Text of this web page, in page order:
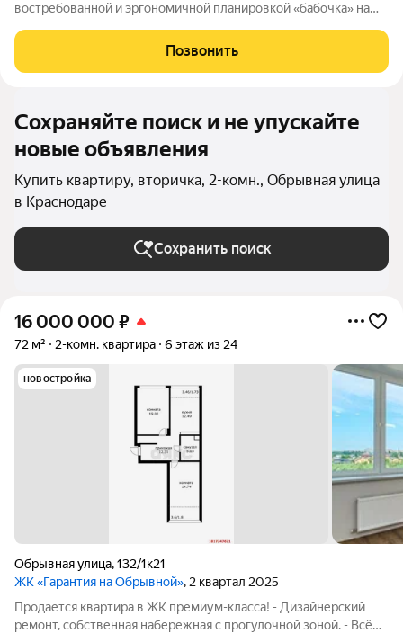
востребованной и эргономичной планировкой «бабочка» на
стороны, открывая потрясающий панорамный вид на реку
Кубань и заповедник «Красный кут». Почему
Позвонить
Сохраняйте поиск и не упускайте
новые объявления
Купить квартиру, вторичка, 2-комн., Обрывная улица
в Краснодаре
Сохранить поиск
16 000 000 ₽
72 м² 2-комн. квартира 6 этаж из 24
новостройка
Обрывная улица,132/1к21
ЖК «Гарантия на Обрывной», 2 квартал 2025
Продается квартира в ЖК премиум-класса! - Дизайнерский
ремонт, собственная набережная с прогулочной зоной. - Всё